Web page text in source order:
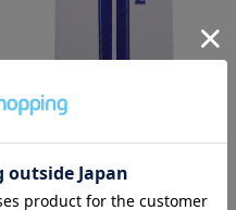
【70日間前後お届け】オーダーハイ
クオリティーレプリカユニフォー
ム/HOME